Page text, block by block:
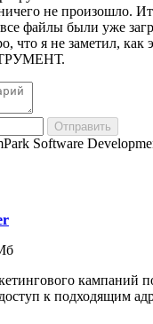
не произошло.
файлы были уже
что я не заметил,
Software
кампаний
к подходящим